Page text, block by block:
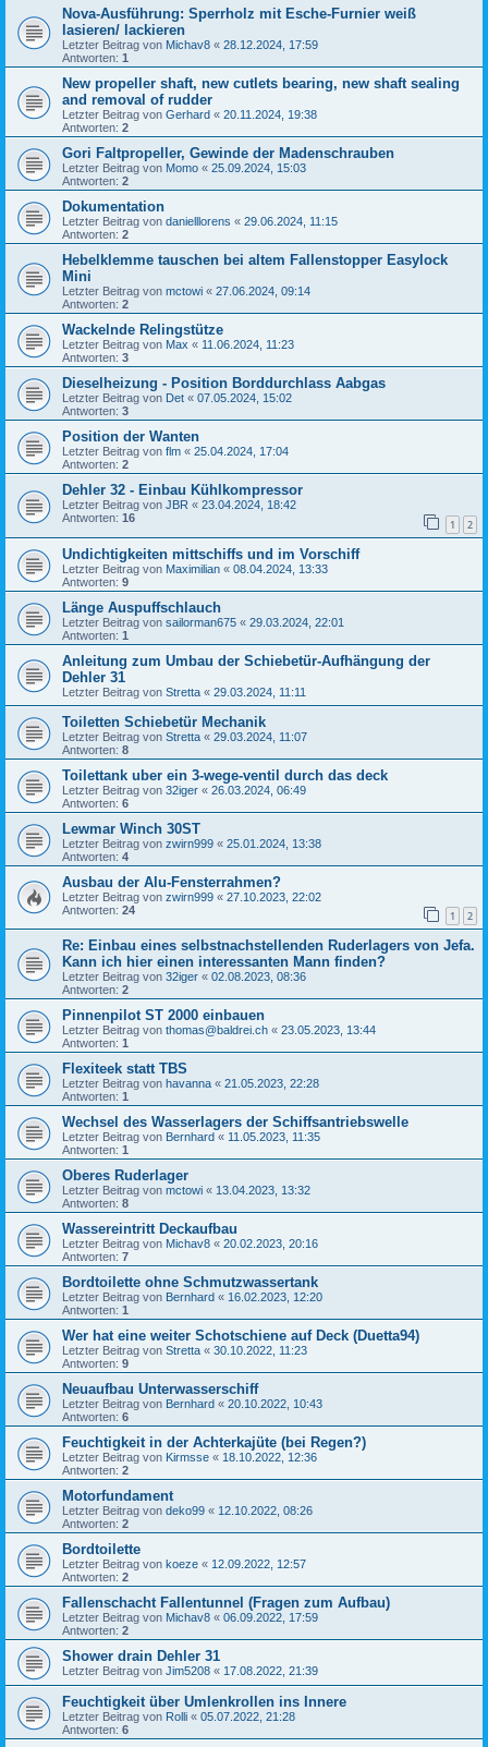
Nova-Ausführung: Sperrholz mit Esche-Furnier weiß
lasieren/ lackieren
Letzter Beitrag von Michav8 « 28.12.2024, 17:59
Antworten: 1
New propeller shaft, new cutlets bearing, new shaft sealing
and removal of rudder
Letzter Beitrag von Gerhard « 20.11.2024, 19:38
Antworten: 2
Gori Faltpropeller, Gewinde der Madenschrauben
Letzter Beitrag von Momo « 25.09.2024, 15:03
Antworten: 2
Dokumentation
Letzter Beitrag von danielllorens « 29.06.2024, 11:15
Antworten: 2
Hebelklemme tauschen bei altem Fallenstopper Easylock
Mini
Letzter Beitrag von mctowi « 27.06.2024, 09:14
Antworten: 2
Wackelnde Relingstütze
Letzter Beitrag von Max « 11.06.2024, 11:23
Antworten: 3
Dieselheizung - Position Borddurchlass Aabgas
Letzter Beitrag von Det « 07.05.2024, 15:02
Antworten: 3
Position der Wanten
Letzter Beitrag von flm « 25.04.2024, 17:04
Antworten: 2
Dehler 32 - Einbau Kühlkompressor
Letzter Beitrag von JBR « 23.04.2024, 18:42
Antworten: 16 1 2
Undichtigkeiten mittschiffs und im Vorschiff
Letzter Beitrag von Maximilian « 08.04.2024, 13:33
Antworten: 9
Länge Auspuffschlauch
Letzter Beitrag von sailorman675 « 29.03.2024, 22:01
Antworten: 1
Anleitung zum Umbau der Schiebetür-Aufhängung der
Dehler 31
Letzter Beitrag von Stretta « 29.03.2024, 11:11
Toiletten Schiebetür Mechanik
Letzter Beitrag von Stretta « 29.03.2024, 11:07
Antworten: 8
Toilettank uber ein 3-wege-ventil durch das deck
Letzter Beitrag von 32iger « 26.03.2024, 06:49
Antworten: 6
Lewmar Winch 30ST
Letzter Beitrag von zwirn999 « 25.01.2024, 13:38
Antworten: 4
Ausbau der Alu-Fensterrahmen?
Letzter Beitrag von zwirn999 « 27.10.2023, 22:02
Antworten: 24 1 2
Re: Einbau eines selbstnachstellenden Ruderlagers von Jefa.
Kann ich hier einen interessanten Mann finden?
Letzter Beitrag von 32iger « 02.08.2023, 08:36
Antworten: 2
Pinnenpilot ST 2000 einbauen
Letzter Beitrag von thomas@baldrei.ch « 23.05.2023, 13:44
Antworten: 1
Flexiteek statt TBS
Letzter Beitrag von havanna « 21.05.2023, 22:28
Antworten: 1
Wechsel des Wasserlagers der Schiffsantriebswelle
Letzter Beitrag von Bernhard « 11.05.2023, 11:35
Antworten: 1
Oberes Ruderlager
Letzter Beitrag von mctowi « 13.04.2023, 13:32
Antworten: 8
Wassereintritt Deckaufbau
Letzter Beitrag von Michav8 « 20.02.2023, 20:16
Antworten: 7
Bordtoilette ohne Schmutzwassertank
Letzter Beitrag von Bernhard « 16.02.2023, 12:20
Antworten: 1
Wer hat eine weiter Schotschiene auf Deck (Duetta94)
Letzter Beitrag von Stretta « 30.10.2022, 11:23
Antworten: 9
Neuaufbau Unterwasserschiff
Letzter Beitrag von Bernhard « 20.10.2022, 10:43
Antworten: 6
Feuchtigkeit in der Achterkajüte (bei Regen?)
Letzter Beitrag von Kirmsse « 18.10.2022, 12:36
Antworten: 2
Motorfundament
Letzter Beitrag von deko99 « 12.10.2022, 08:26
Antworten: 2
Bordtoilette
Letzter Beitrag von koeze « 12.09.2022, 12:57
Antworten: 2
Fallenschacht Fallentunnel (Fragen zum Aufbau)
Letzter Beitrag von Michav8 « 06.09.2022, 17:59
Antworten: 2
Shower drain Dehler 31
Letzter Beitrag von Jim5208 « 17.08.2022, 21:39
Feuchtigkeit über Umlenkrollen ins Innere
Letzter Beitrag von Rolli « 05.07.2022, 21:28
Antworten: 6